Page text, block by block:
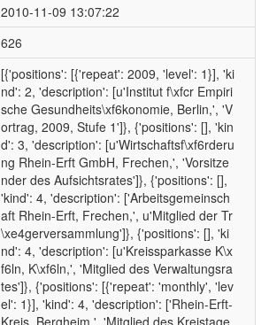
2010-11-09 13:07:22
626
[{'positions': [{'repeat': 2009, 'level': 1}], 'ki
nd': 2, 'description': [u'Institut f\xfcr Empiri
sche Gesundheits\xf6konomie, Berlin,', 'V
ortrag, 2009, Stufe 1']}, {'positions': [], 'kin
d': 3, 'description': [u'Wirtschaftsf\xf6rderu
ng Rhein-Erft GmbH, Frechen,', 'Vorsitze
nder des Aufsichtsrates']}, {'positions': [],
'kind': 4, 'description': ['Arbeitsgemeinsch
aft Rhein-Erft, Frechen,', u'Mitglied der Tr
\xe4gerversammlung']}, {'positions': [], 'ki
nd': 4, 'description': [u'Kreissparkasse K\x
f6ln, K\xf6ln,', 'Mitglied des Verwaltungsra
tes']}, {'positions': [{'repeat': 'monthly', 'lev
el': 1}], 'kind': 4, 'description': ['Rhein-Erft-
Kreis, Bergheim,', 'Mitglied des Kreistage